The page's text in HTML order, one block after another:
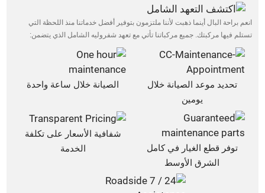
انعم براحة البال أينما ذهبت لأننا ملتزمون بتوفير أفضل خدماتنا منذ اللحظة التي
تستلم فيها مركبتك. جميع مركباتنا تأتي مع تعهد شفروليه الشامل الذي يتضمن:
تحديد موعد الصيانة خلال
يومين
الصيانة خلال ساعة واحدة
توفر قطع الغيار في كامل
الشرق الأوسط
شفافية الأسعار على تكلفة
الخدمة